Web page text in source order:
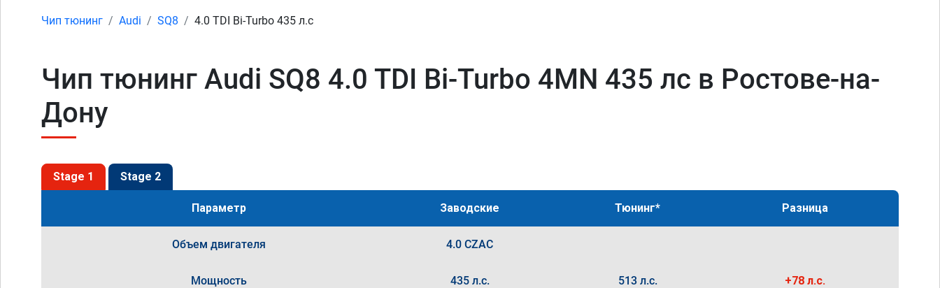
Чип тюнинг Audi SQ8 4.0 TDI Bi-Turbo 435 л.с
Чип тюнинг Audi SQ8 4.0 TDI Bi-Turbo 4MN 435 лс в Ростове-на-
Дону
Stage 1 Stage 2
Параметр Заводские Тюнинг* Разница
Объем двигателя 4.0 CZAC
Мощность 435 л.с. 513 л.с. +78 л.с.